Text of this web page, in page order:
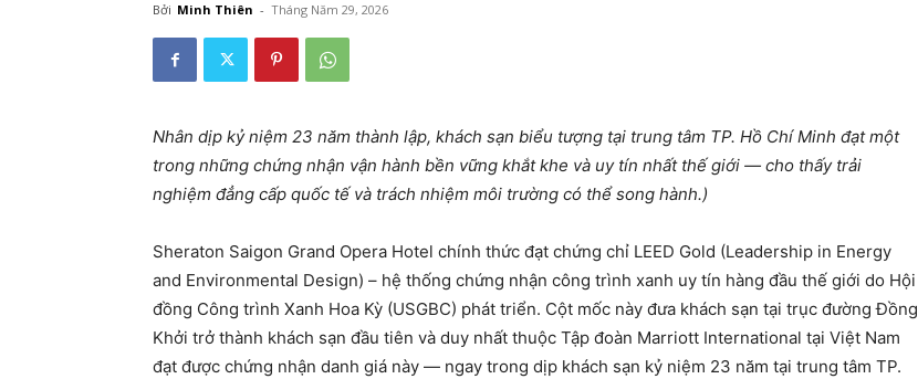
Bởi Minh Thiên - Tháng Năm 29, 2026
Nhân dịp kỷ niệm 23 năm thành lập, khách sạn biểu tượng tại trung tâm TP. Hồ Chí Minh đạt một
trong những chứng nhận vận hành bền vững khắt khe và uy tín nhất thế giới — cho thấy trải
nghiệm đẳng cấp quốc tế và trách nhiệm môi trường có thể song hành.)
Sheraton Saigon Grand Opera Hotel chính thức đạt chứng chỉ LEED Gold (Leadership in Energy
and Environmental Design) – hệ thống chứng nhận công trình xanh uy tín hàng đầu thế giới do Hội
đồng Công trình Xanh Hoa Kỳ (USGBC) phát triển. Cột mốc này đưa khách sạn tại trục đường Đồng
Khởi trở thành khách sạn đầu tiên và duy nhất thuộc Tập đoàn Marriott International tại Việt Nam
đạt được chứng nhận danh giá này — ngay trong dịp khách sạn kỷ niệm 23 năm tại trung tâm TP.